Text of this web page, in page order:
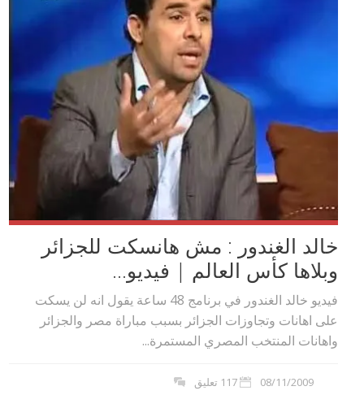
خالد الغندور : مش هانسكت للجزائر
وبلاها كأس العالم | فيديو...
فيديو خالد الغندور في برنامج 48 ساعة يقول انه لن يسكت
على اهانات وتجاوزات الجزائر بسبب مباراة مصر والجزائر
واهانات المنتخب المصري المستمرة...
08/11/2009 117 تعليق